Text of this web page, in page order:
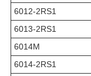
6012-2RS1
6013-2RS1
6014M
6014-2RS1